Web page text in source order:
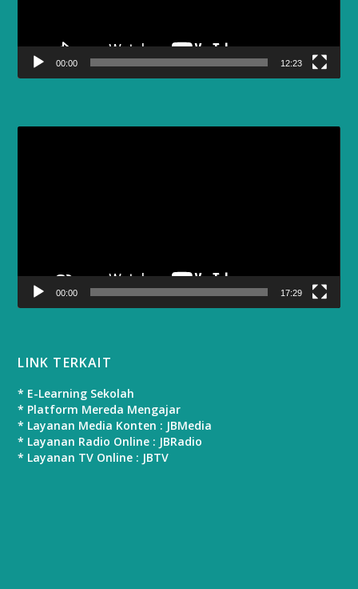
00:00 12:23
00:00 17:29
LINK TERKAIT
* E-Learning Sekolah
* Platform Mereda Mengajar
* Layanan Media Konten : JBMedia
* Layanan Radio Online : JBRadio
* Layanan TV Online : JBTV